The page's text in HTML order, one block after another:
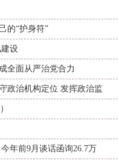
的“护身符”
设
全面从严治党合力
政治机构定位 发挥政治监
年前9月谈话函询26.7万